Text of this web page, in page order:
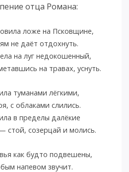
отца Романа:
ложе на Псковщине,
не даёт отдохнуть.
на луг недокошенный,
на травах, уснуть.
туманами лёгкими,
с облаками слились.
в пределы далёкие
стой, созерцай и молись.
как будто подвешены,
напевом звучит.